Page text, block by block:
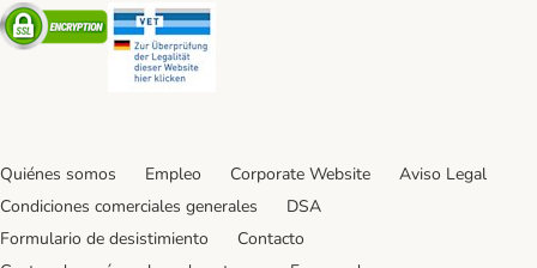
Security
Quiénes somos Empleo Corporate Website
Aviso Legal
Condiciones comerciales generales
DSA
Formulario de desistimiento
Contacto